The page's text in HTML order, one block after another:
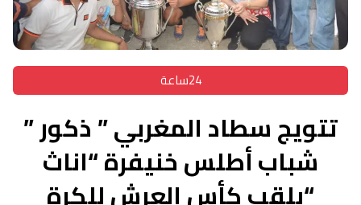
24ساعة
تتويج سطاد المغربي ” ذكور ”
شباب أطلس خنيفرة “اناث
“بلقب كأس العرش للكرة